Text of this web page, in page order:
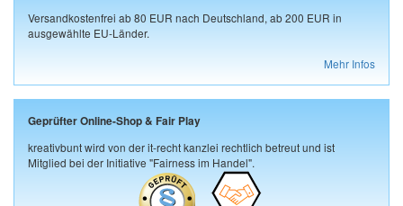
Versandkostenfrei ab 80 EUR nach Deutschland, ab 200 EUR in
ausgewählte EU-Länder.
Mehr Infos
Geprüfter Online-Shop & Fair Play
kreativbunt wird von der it-recht kanzlei rechtlich betreut und ist
Mitglied bei der Initiative "Fairness im Handel".